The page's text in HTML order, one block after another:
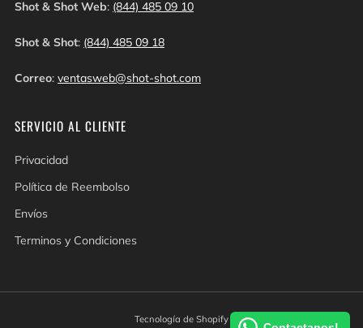
Shot & Shot Web: (844) 485 09 10
Shot & Shot: (844) 485 09 18
Correo: ventasweb@shot-shot.com
SERVICIO AL CLIENTE
Privacidad
Política de Reembolso
Envíos
Terminos y Condiciones
Tecnología de Shopify